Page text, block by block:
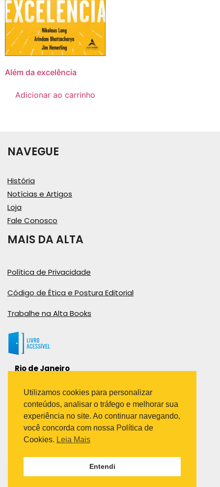
Além da excelência
Adicionar ao carrinho
NAVEGUE
História
Notícias e Artigos
Loja
Fale Conosco
MAIS DA ALTA
Política de Privacidade
Código de Ética e Postura Editorial
Trabalhe na Alta Books
Rio de Janeiro
Bairro Industrial do Jacaré
Rio de Janeiro – RJ – CEP: 20970-031
Telefone:
(21) 3278-8069
(21) 3995-7512
Avenida Paulista 1636 / sala 1407
Utilizamos cookies para personalizar
conteúdos, analisar o tráfego e melhorar sua
experiência no site. Ao continuar navegando,
você concorda com nossa Política de
Cookies. Leia Mais
Entendi